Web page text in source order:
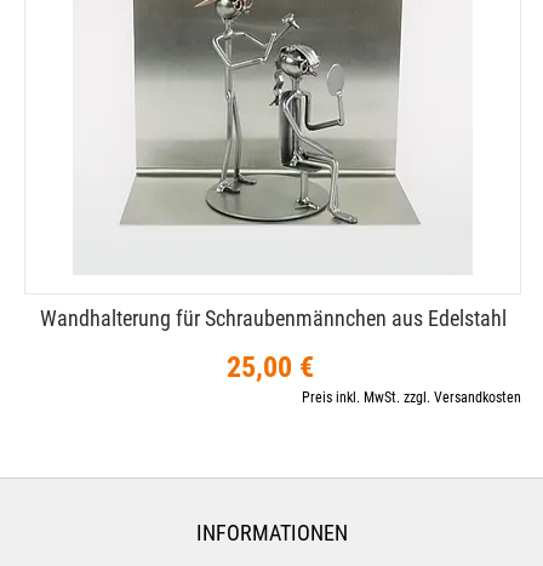
Wandhalterung für Schraubenmännchen aus Edelstahl
25,00 €
Preis inkl. MwSt. zzgl. Versandkosten
INFORMATIONEN